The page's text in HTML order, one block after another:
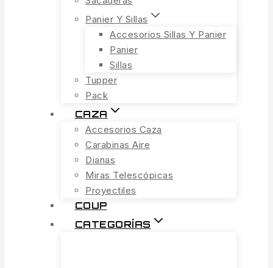
Panier Y Sillas
Accesorios Sillas Y Panier
Panier
Sillas
Tupper
Pack
CAZA
Accesorios Caza
Carabinas Aire
Dianas
Miras Telescópicas
Proyectiles
COUP
CATEGORÍAS